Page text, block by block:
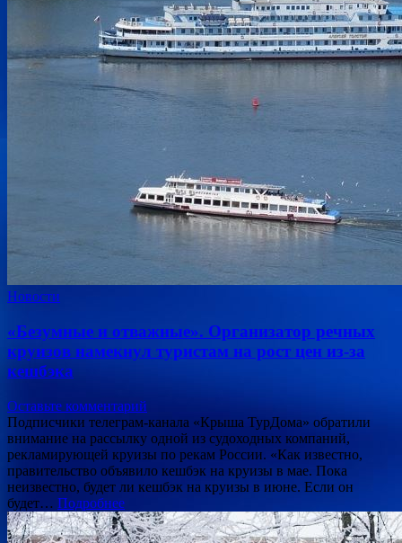
Новости
«Безумные и отважные». Организатор речных
круизов намекнул туристам на рост цен из-за
кешбэка
Оставьте комментарий
Подписчики телеграм-канала «Крыша ТурДома» обратили
внимание на рассылку одной из судоходных компаний,
рекламирующей круизы по рекам России. «Как известно,
правительство объявило кешбэк на круизы в мае. Пока
неизвестно, будет ли кешбэк на круизы в июне. Если он
будет… Подробнее